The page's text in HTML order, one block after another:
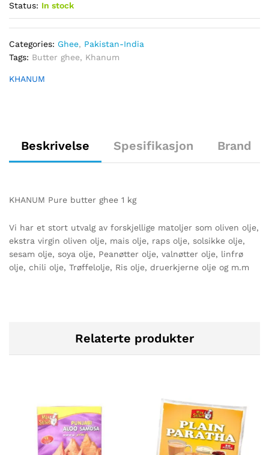
Status: In stock
Categories: Ghee, Pakistan-India
Tags: Butter ghee, Khanum
KHANUM
Beskrivelse Spesifikasjon Brand
KHANUM Pure butter ghee 1 kg
Vi har et stort utvalg av forskjellige matoljer som oliven olje,
ekstra virgin oliven olje, mais olje, raps olje, solsikke olje,
sesam olje, soya olje, Peanøtter olje, valnøtter olje, linfrø
olje, chili olje, Trøffelolje, Ris olje, druerkjerne olje og m.m
Relaterte produkter